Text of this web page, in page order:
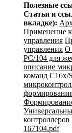
Полезные
Статьи и
вкладке):
Применение
управления
управления О
PC/104 для
описание
команд C16x/
контроллеров
167104.pdf